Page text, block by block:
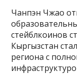
Чанпэн Чжао
стейблкоинов
Кыргызстан
региона с